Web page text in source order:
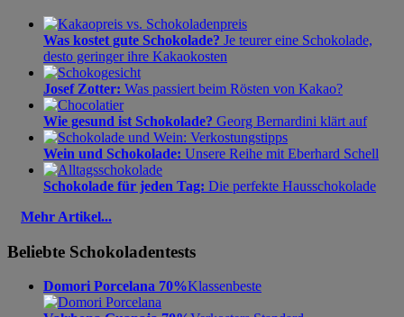
Was kostet gute Schokolade? Je teurer eine Schokolade,
desto geringer ihre Kakaokosten
Josef Zotter: Was passiert beim Rösten von Kakao?
Wie gesund ist Schokolade? Georg Bernardini klärt auf
Wein und Schokolade: Unsere Reihe mit Eberhard Schell
Schokolade für jeden Tag: Die perfekte Hausschokolade
Mehr Artikel...
Beliebte Schokoladentests
Domori Porcelana 70%Klassenbeste